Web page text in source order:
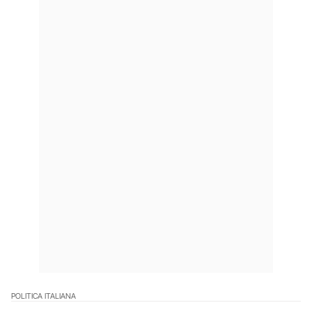
POLITICA ITALIANA